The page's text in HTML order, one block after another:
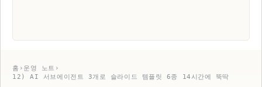
홈 › 운영 노트 ›
12) AI 서브에이전트 3개로 슬라이드 템플릿 6종 14시간에 뚝딱